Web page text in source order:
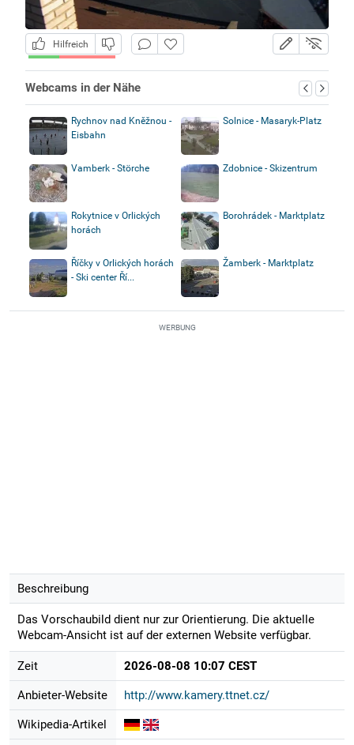
Hilfreich
Webcams in der Nähe
Rychnov nad Kněžnou -
Eisbahn
Solnice - Masaryk-Platz
Vamberk - Störche Zdobnice - Skizentrum
Rokytnice v Orlických
horách
Borohrádek - Marktplatz
Říčky v Orlických horách
- Ski center Ří...
Žamberk - Marktplatz
WERBUNG
Beschreibung
Das Vorschaubild dient nur zur Orientierung. Die aktuelle
Webcam-Ansicht ist auf der externen Website verfügbar.
Zeit 2026-08-08 10:07 CEST
Anbieter-Website http://www.kamery.ttnet.cz/
Wikipedia-Artikel